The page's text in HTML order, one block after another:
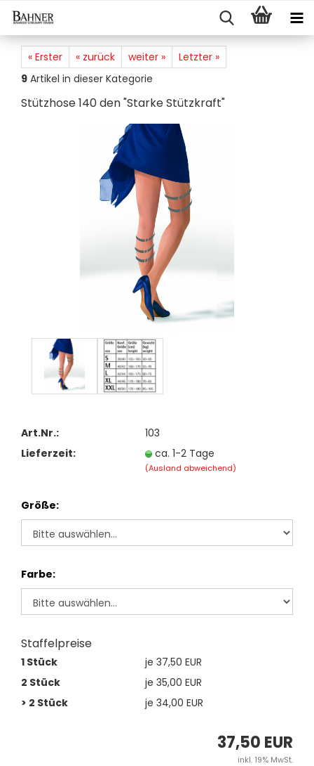
« Erster « zurück weiter »
Letzter »
9 Artikel in dieser Kategorie
Stütz­ho­se 140 den "Star­ke Stütz­kraft"
Art.Nr.:
103
Lieferzeit:
ca. 1-2 Tage
(Ausland abweichend)
Größe:
Farbe:
Staffelpreise
1 Stück
je 37,50 EUR
2 Stück
je 35,00 EUR
> 2 Stück
je 34,00 EUR
37,50 EUR
inkl. 19% MwSt.